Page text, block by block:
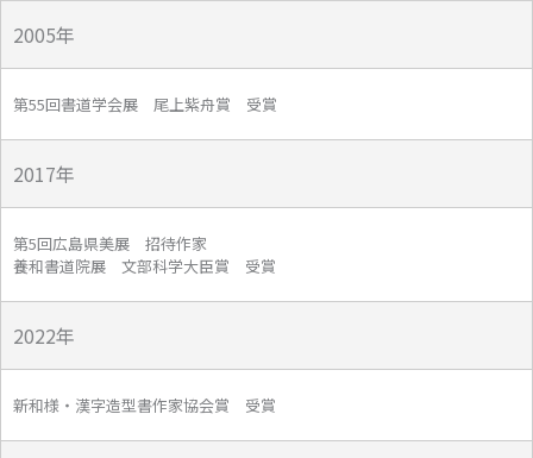
2005年
第55回書道学会展 尾上紫舟賞 受賞
2017年
第5回広島県美展 招待作家
養和書道院展 文部科学大臣賞 受賞
2022年
新和様・漢字造型書作家協会賞 受賞